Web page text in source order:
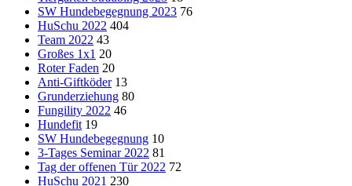
SW Hundebegegnung 2023 76
HuSchu 2022 404
Team 2022 43
Großes 1x1 20
Roter Faden 20
Anti-Giftköder 13
Grunderziehung 80
Fungility 2022 46
Hundefit 19
SW Hundebegegnung 10
3-Tages Seminar 2022 81
Tag der offenen Tür 2022 72
HuSchu 2021 230